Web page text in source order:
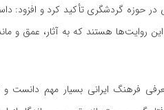
حوزه گردشگری تأکید کرد و افزود:
روایت‌ها هستند که به آثار، عمق و
فرهنگ ایرانی بسیار مهم دانست